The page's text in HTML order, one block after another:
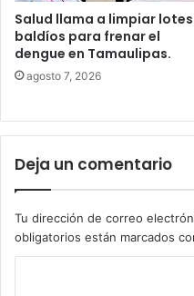
Salud llama a limpiar lotes
baldíos para frenar el
dengue en Tamaulipas.
agosto 7, 2026
Deja un comentario
Tu dirección de correo
obligatorios están marcados